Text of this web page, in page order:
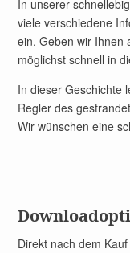
In unserer
viele verschiedene
ein. Geben wir Ihnen
möglichst schnell in
In dieser Geschichte
Regler des
Wir wünschen eine
Direkt nach dem